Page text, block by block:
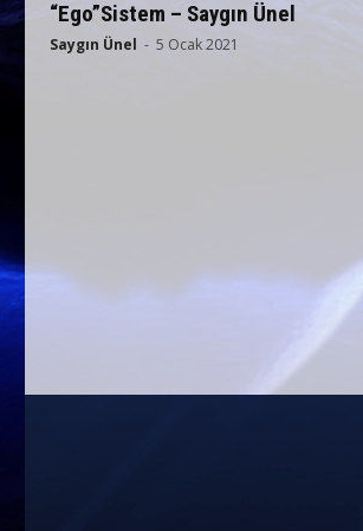
“Ego”Sistem – Saygın Ünel
Saygın Ünel - 5 Ocak 2021